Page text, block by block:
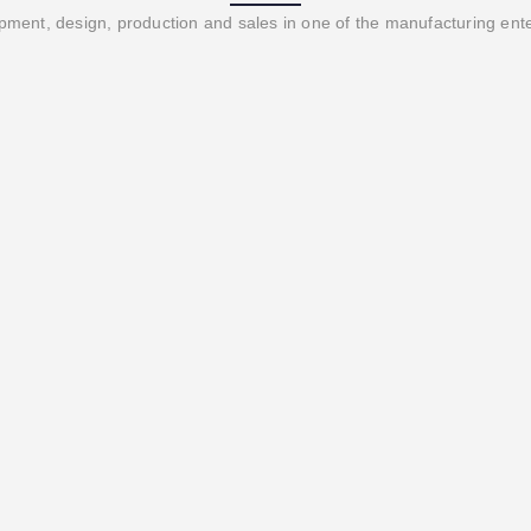
design, production and sales in one of the manufacturing